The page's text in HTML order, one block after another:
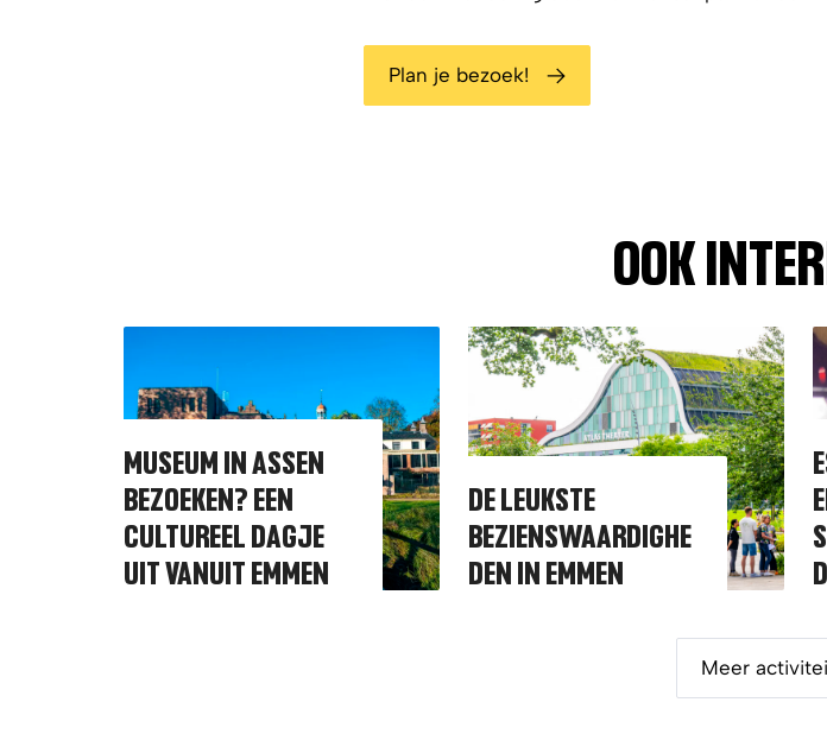
Plan je bezoek!
OOK
MUSEUM IN ASSEN
BEZOEKEN? EEN
CULTUREEL DAGJE
UIT VANUIT EMMEN
DE LEUKSTE
BEZIENSWAARDIGHE
DEN IN EMMEN
Meer